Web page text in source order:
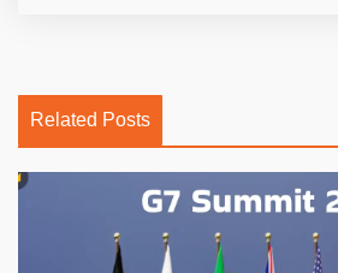
Related Posts